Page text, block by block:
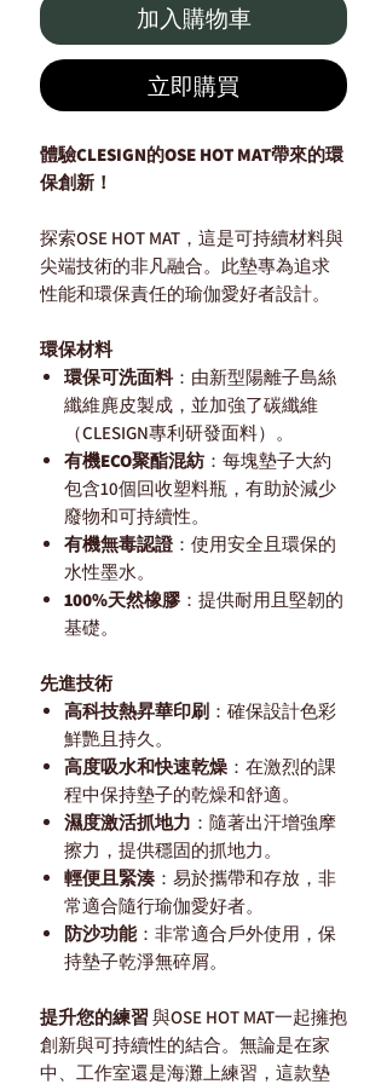
加入購物車
立即購買
體驗CLESIGN的OSE HOT MAT帶來的環
保創新！
探索OSE HOT MAT，這是可持續材料與
尖端技術的非凡融合。此墊專為追求
性能和環保責任的瑜伽愛好者設計。
環保材料
環保可洗面料：由新型陽離子島絲
纖維麂皮製成，並加強了碳纖維
（CLESIGN專利研發面料）。
有機ECO聚酯混紡 ：每塊墊子大約
包含10個回收塑料瓶，有助於減少
廢物和可持續性。
有機無毒認證 ：使用安全且環保的
水性墨水。
100%天然橡膠：提供耐用且堅韌的
基礎。
先進技術
高科技熱昇華印刷 ：確保設計色彩
鮮艷且持久。
高度吸水和快速乾燥 ：在激烈的課
程中保持墊子的乾燥和舒適。
濕度激活抓地力 ：隨著出汗增強摩
擦力，提供穩固的抓地力。
輕便且緊湊 ：易於攜帶和存放，非
常適合隨行瑜伽愛好者。
防沙功能：非常適合戶外使用，保
持墊子乾淨無碎屑。
提升您的練習 與OSE HOT MAT一起擁抱
創新與可持續性的結合。無論是在家
中、工作室還是海灘上練習，這款墊